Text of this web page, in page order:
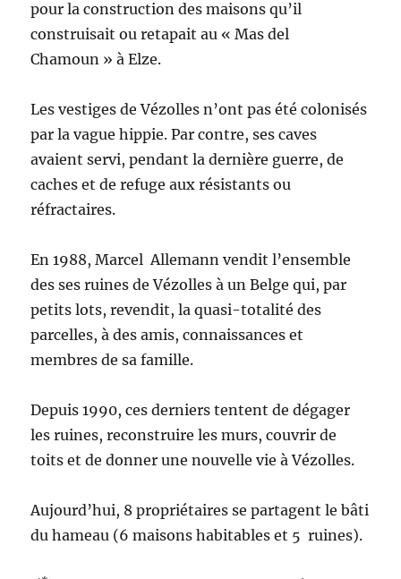
pour la construction des maisons qu’il
construisait ou retapait au « Mas del
Chamoun » à Elze.
Les vestiges de Vézolles n’ont pas été colonisés
par la vague hippie. Par contre, ses caves
avaient servi, pendant la dernière guerre, de
caches et de refuge aux résistants ou
réfractaires.
En 1988, Marcel Allemann vendit l’ensemble
des ses ruines de Vézolles à un Belge qui, par
petits lots, revendit, la quasi-totalité des
parcelles, à des amis, connaissances et
membres de sa famille.
Depuis 1990, ces derniers tentent de dégager
les ruines, reconstruire les murs, couvrir de
toits et de donner une nouvelle vie à Vézolles.
Aujourd’hui, 8 propriétaires se partagent le bâti
du hameau (6 maisons habitables et 5 ruines).